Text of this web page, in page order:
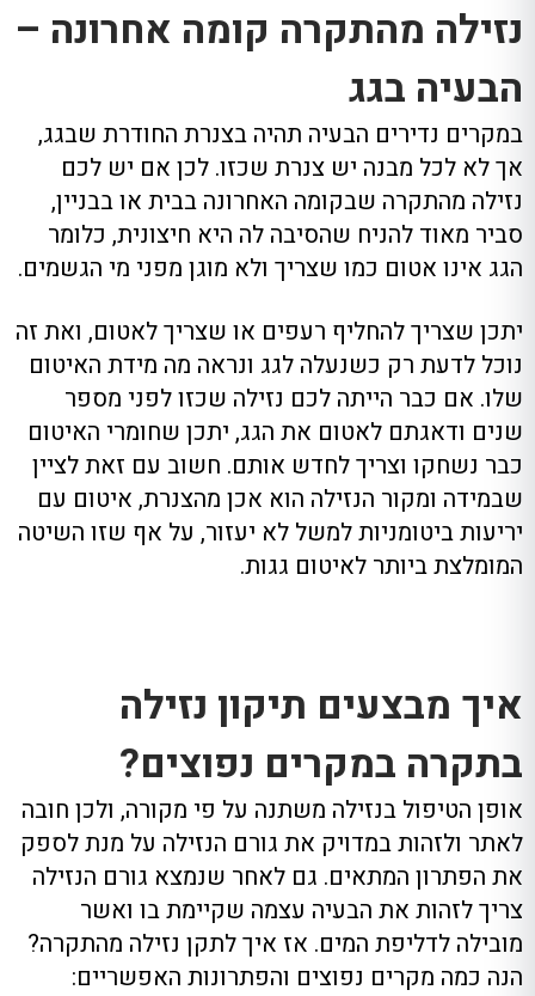
נזילה מהתקרה קומה אחרונה –
הבעיה בגג
במקרים נדירים הבעיה תהיה בצנרת החודרת שבגג,
אך לא לכל מבנה יש צנרת שכזו. לכן אם יש לכם
נזילה מהתקרה שבקומה האחרונה בבית או בבניין,
סביר מאוד להניח שהסיבה לה היא חיצונית, כלומר
הגג אינו אטום כמו שצריך ולא מוגן מפני מי הגשמים.
יתכן שצריך להחליף רעפים או שצריך לאטום, ואת זה
נוכל לדעת רק כשנעלה לגג ונראה מה מידת האיטום
שלו. אם כבר הייתה לכם נזילה שכזו לפני מספר
שנים ודאגתם לאטום את הגג, יתכן שחומרי האיטום
כבר נשחקו וצריך לחדש אותם. חשוב עם זאת לציין
שבמידה ומקור הנזילה הוא אכן מהצנרת, איטום עם
יריעות ביטומניות למשל לא יעזור, על אף שזו השיטה
המומלצת ביותר לאיטום גגות.
איך מבצעים תיקון נזילה
בתקרה במקרים נפוצים?
אופן הטיפול בנזילה משתנה על פי מקורה, ולכן חובה
לאתר ולזהות במדויק את גורם הנזילה על מנת לספק
את הפתרון המתאים. גם לאחר שנמצא גורם הנזילה
צריך לזהות את הבעיה עצמה שקיימת בו ואשר
מובילה לדליפת המים. אז איך לתקן נזילה מהתקרה?
הנה כמה מקרים נפוצים והפתרונות האפשריים: